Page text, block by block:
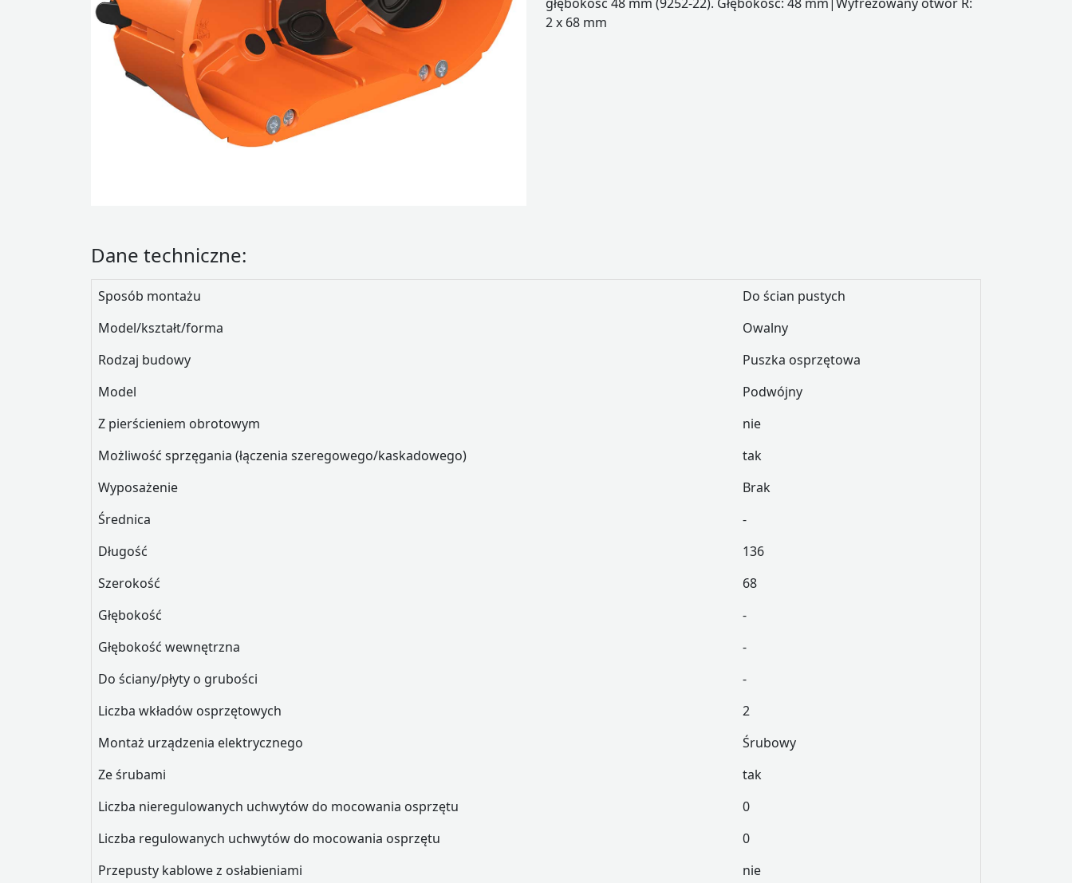
2 x 68 mm
Dane techniczne:
Sposób montażu
Do ścian pustych
Model/kształt/forma
Owalny
Rodzaj budowy
Puszka osprzętowa
Model
Podwójny
Z pierścieniem obrotowym
nie
Możliwość sprzęgania (łączenia szeregowego/kaskadowego)
tak
Wyposażenie
Brak
Średnica
-
Długość
136
Szerokość
68
Głębokość
-
Głębokość wewnętrzna
-
Do ściany/płyty o grubości
-
Liczba wkładów osprzętowych
2
Montaż urządzenia elektrycznego
Śrubowy
Ze śrubami
tak
Liczba nieregulowanych uchwytów do mocowania osprzętu
0
Liczba regulowanych uchwytów do mocowania osprzętu
0
Przepusty kablowe z osłabieniami
nie